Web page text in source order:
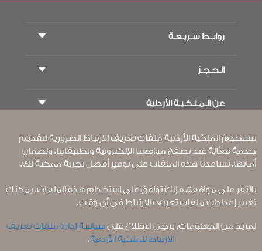
روابــط سـريـعـة
شروط السفر
السفر أثناء الحمل
ون وورلد
Accessibility Plan and Feedback Process
الـحـجـز
حجز القطار
RJ بلا حدود
عرض الطلاب
تكرم
عن الـمـلـكـيـة الأردنية
أعلن معنا
انضم لعائلتنا
الأخبار
مكاتبنا حول العالم
أرسل ملاحظتك
شروط وأحكام العقد
سياسة ملفات تعريف الارتباط
قواعد السفر إلى أمريكا الشمالية
سياسة خرق البيانات الشخصية
تستخدم الملكية الأردنية ملفات تعريف الارتباط الضرورية لتقديم
خدمة فعّالة عند تصفح مواقعنا الإلكترونية وتطبيقاتنا، ولضمان
أمانها. تساعدنا هذه الملفات على توفير أفضل تجربة ممكنة لك.
بالنقر على موافقة، فإنك توافق على استخدام هذه الملفات. يمكنك
تغيير إعدادات ملفات تعريف الارتباط في أي وقت.
لمزيد من المعلومات، يرجى الاطلاع علىسياسة إدارة ملفات تعريف
الارتباط للملكية الأردنية.